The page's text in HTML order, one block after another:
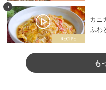
5
カニ
ふわ
も